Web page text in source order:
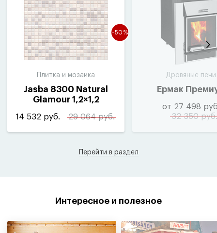
-50%
Плитка и мозаика
Jasba 8300 Natural
Glamour 1,2×1,2
mix (10шт-1м²)
14 532 руб. 29 064 руб.
Дровяные печи
Ермак
от 27 498
32 350 руб.
Перейти в раздел
Интересное и полезное